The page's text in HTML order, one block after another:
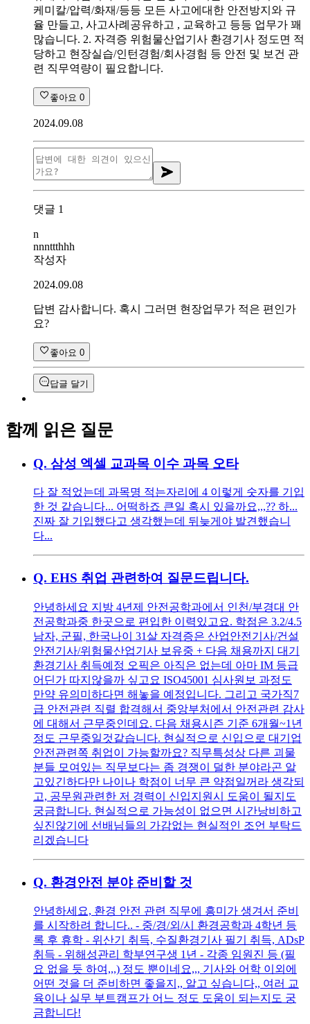
케미칼/압력/화재/등등 모든 사고에대한 안전방지와 규
율 만들고, 사고사례공유하고 , 교육하고 등등 업무가 꽤
많습니다. 2. 자격증 위험물산업기사 환경기사 정도면 적
당하고 현장실습/인턴경험/회사경험 등 안전 및 보건 관
련 직무역량이 필요합니다.
좋아요 0
2024.09.08
댓글 1
n
nnnttthhh
작성자
2024.09.08
답변 감사합니다. 혹시 그러면 현장업무가 적은 편인가
요?
좋아요 0
답글 달기
함께 읽은 질문
Q. 삼성 엑셀 교과목 이수 과목 오타
다 잘 적었는데 과목명 적는자리에 4 이렇게 숫자를 기입
한 것 같습니다... 어떡하죠 큰일 혹시 있을까요,,,?? 하...
진짜 잘 기입했다고 생각했는데 뒤늦게야 발견했습니
다...
Q. EHS 취업 관련하여 질문드립니다.
안녕하세요 지방 4년제 안전공학과에서 인천/부경대 안
전공학과중 한곳으로 편입한 이력있고요. 학점은 3.2/4.5
남자, 군필, 한국나이 31살 자격증은 산업안전기사/건설
안전기사/위험물산업기사 보유중 + 다음 채용까지 대기
환경기사 취득예정 오픽은 아직은 없는데 아마 IM 등급
어딘가 따지않을까 싶고요 ISO45001 심사원보 과정도
만약 유의미하다면 해놓을 예정입니다. 그리고 국가직7
급 안전관련 직렬 합격해서 중앙부처에서 안전관련 감사
에 대해서 근무중인데요. 다음 채용시즌 기준 6개월~1년
정도 근무중일것같습니다. 현실적으로 신입으로 대기업
안전관련쪽 취업이 가능할까요? 직무특성상 다른 괴물
분들 모여있는 직무보다는 좀 경쟁이 덜한 분야라곤 알
고있긴하다만 나이나 학점이 너무 큰 약점일꺼라 생각되
고, 공무원관련한 저 경력이 신입지원시 도움이 될지도
궁금합니다. 현실적으로 가능성이 없으면 시간낭비하고
싶진않기에 선배님들의 가감없는 현실적인 조언 부탁드
리겠습니다
Q. 환경안전 분야 준비할 것
안녕하세요, 환경 안전 관련 직무에 흥미가 생겨서 준비
를 시작하려 합니다.. - 중/경/외/시 환경공학과 4학년 등
록 후 휴학 - 위산기 취득, 수질환경기사 필기 취득, ADsP
취득 - 위해성관리 학부연구생 1년 - 각종 임원진 등 (필
요 없을 듯 하여,,,) 정도 뿐이네요,,, 기사와 어학 이외에
어떤 것을 더 준비하면 좋을지,, 알고 싶습니다,, 여러 교
육이나 실무 부트캠프가 어느 정도 도움이 되는지도 궁
금합니다!